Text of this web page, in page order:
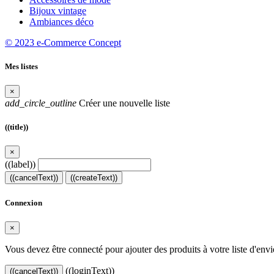
Bijoux vintage
Ambiances déco
© 2023 e-Commerce Concept
Mes listes
×
add_circle_outline Créer une nouvelle liste
((title))
×
((label))
((cancelText)) ((createText))
Connexion
×
Vous devez être connecté pour ajouter des produits à votre liste
((cancelText)) ((loginText))